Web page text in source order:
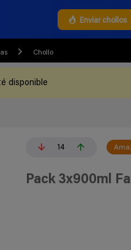
Enviar chollos
Chollo
disponible
14
Pack 3x900ml